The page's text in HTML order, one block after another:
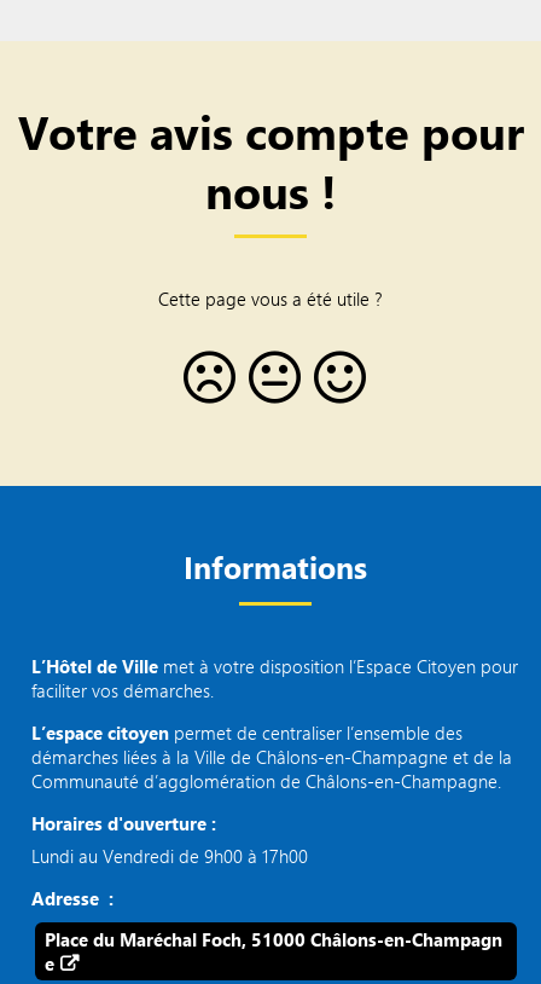
Votre avis compte pour
nous !
Cette page vous a été utile ?
Informations
L’Hôtel de Ville met à votre disposition l’Espace Citoyen pour
faciliter vos démarches.
L’espace citoyen permet de centraliser l’ensemble des
démarches liées à la Ville de Châlons-en-Champagne et de la
Communauté d’agglomération de Châlons-en-Champagne.
Horaires d'ouverture :
Lundi au Vendredi de 9h00 à 17h00
Adresse :
Place du Maréchal Foch, 51000 Châlons-en-Champagn
e